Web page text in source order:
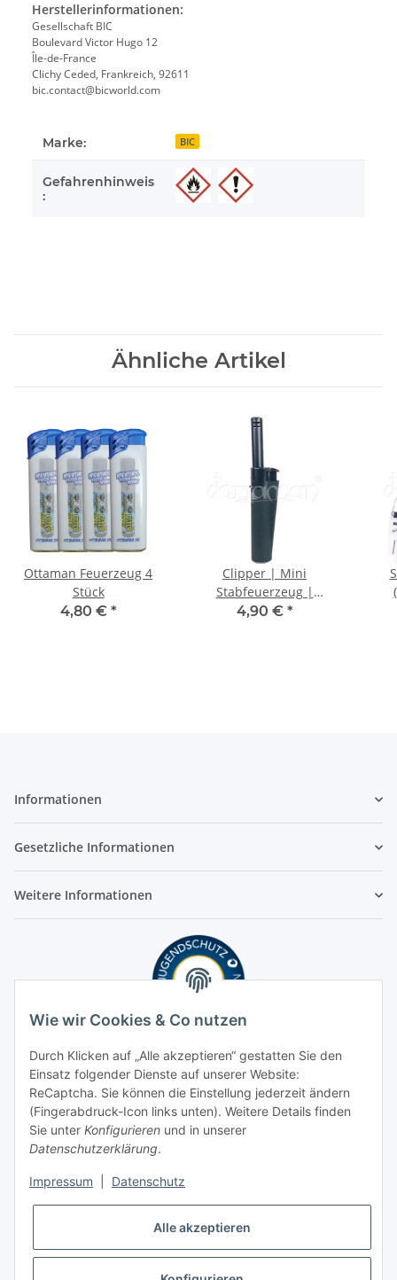
Herstellerinformationen:
Gesellschaft BIC
Boulevard Victor Hugo 12
Île-de-France
Clichy Ceded, Frankreich, 92611
bic.contact@bicworld.com
Marke: BIC
Gefahrenhinweis
:
Ähnliche Artikel
Ottaman Feuerzeug 4
Stück
4,80 € *
Clipper | Mini
Stabfeuerzeug |
(Zufälliges Cover)
4,90 € *
Informationen
Gesetzliche Informationen
Weitere Informationen
Wie wir Cookies & Co nutzen
Durch Klicken auf „Alle akzeptieren“ gestatten Sie den
Einsatz folgender Dienste auf unserer Website:
ReCaptcha. Sie können die Einstellung jederzeit ändern
(Fingerabdruck-Icon links unten). Weitere Details finden
Sie unter Konfigurieren und in unserer
Datenschutzerklärung.
Impressum Datenschutz
Alle akzeptieren